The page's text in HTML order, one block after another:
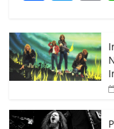
c
e
b
o
itt
er